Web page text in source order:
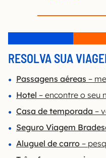
RESOLVA SUA
Passagens aéreas –
Hotel – encontre o seu
Casa de temporada –
Seguro Viagem
Aluguel de carro –